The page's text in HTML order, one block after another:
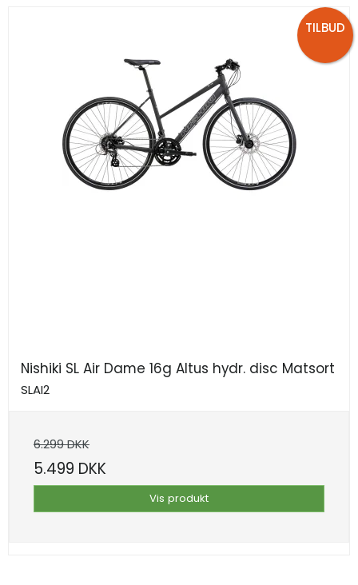
TILBUD
Nishiki SL Air Dame 16g Altus hydr. disc Matsort
SLAI2
6.299 DKK
5.499 DKK
Vis produkt